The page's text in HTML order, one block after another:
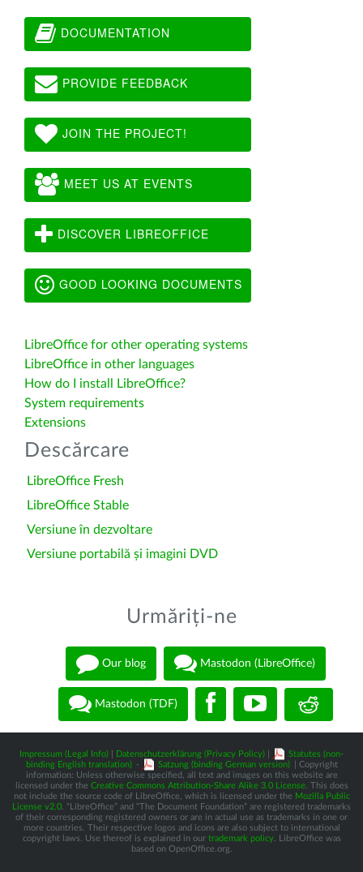
DOCUMENTATION
PROVIDE FEEDBACK
JOIN THE PROJECT!
MEET US AT EVENTS
DISCOVER LIBREOFFICE
GOOD LOOKING DOCUMENTS
LibreOffice for other operating systems
LibreOffice in other languages
How do I install LibreOffice?
System requirements
Extensions
Descărcare
LibreOffice Fresh
LibreOffice Stable
Versiune în dezvoltare
Versiune portabilă și imagini DVD
Urmăriți-ne
Our blog Mastodon (LibreOffice)
Mastodon (TDF)
Impressum (Legal Info) Datenschutzerklärung (Privacy Policy)
Statutes (non-
binding English translation) - Satzung (binding German version)
| Copyright
information: Unless otherwise specified, all text and images on this website are
licensed under the Creative Commons Attribution-Share Alike 3.0 License. This does
not include the source code of LibreOffice, which is licensed under the Mozilla Public
License v2.0 . “LibreOffice” and “The Document Foundation” are registered trademarks
of their corresponding registered owners or are in actual use as trademarks in one or
more countries. Their respective logos and icons are also subject to international
copyright laws. Use thereof is explained in our trademark policy. LibreOffice was
based on OpenOffice.org.